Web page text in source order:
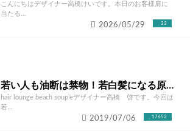
こんにちはデザイナー高橋けいです。本日のお客様肩に
当たる...
33
2026/05/29
若い人も油断は禁物！若白髪になる原因と対処法を伝授！若いうちからのケアが大切！
hair lounge beach soup'eデザイナー高橋 啓です。今回は
若...
17652
2019/07/06